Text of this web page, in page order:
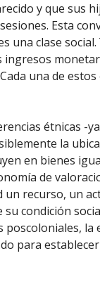
y que sus
Esta
una clase
una de
étnicas -
la
en bienes
de
recurso, un
condición
poscoloniales,
para